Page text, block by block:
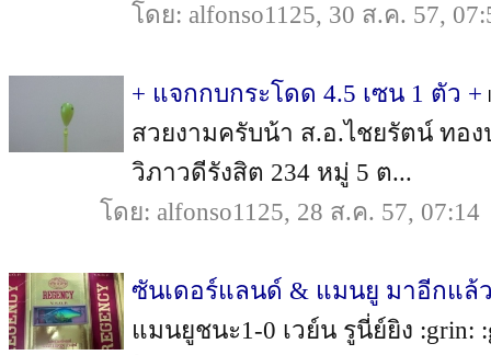
โดย: alfonso1125, 30 ส.ค. 57,
+ แจกกบกระโดด 4.5 เซน 1 ตัว +
สวยงามครับน้า ส.อ.ไชยรัตน์ ทอ
วิภาวดีรังสิต 234 หมู่ 5 ต...
โดย: alfonso1125, 28 ส.ค. 57, 07:14
ซันเดอร์แลนด์ & แมนยู มาอีกแล้
แมนยูชนะ1-0 เวย์น รูนี่ย์ยิง :grin: